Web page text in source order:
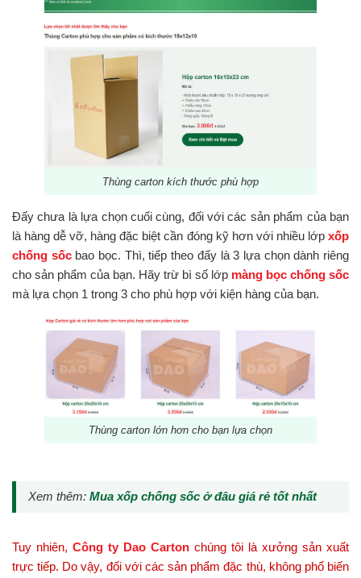
Thùng carton kích thước phù hợp
Đấy chưa là lựa chọn cuối cùng, đối với các sản phẩm của bạn
là hàng dễ vỡ, hàng đặc biệt cần đóng kỹ hơn với nhiều lớp xốp
chống sốcbao bọc. Thì, tiếp theo đấy là 3 lựa chọn dành riêng
cho sản phẩm của bạn. Hãy trừ bì số lớp màng bọc chống sốc
mà lựa chọn 1 trong 3 cho phù hợp với kiện hàng của bạn.
Thùng carton lớn hơn cho bạn lựa chọn
Xem thêm: Mua xốp chống sốc ở đâu giá rẻ tốt nhất
Tuy nhiên, Công ty Dao Carton chúng tôi là xưởng sản xuất
trực tiếp. Do vậy, đối với các sản phẩm đặc thù, không phổ biến